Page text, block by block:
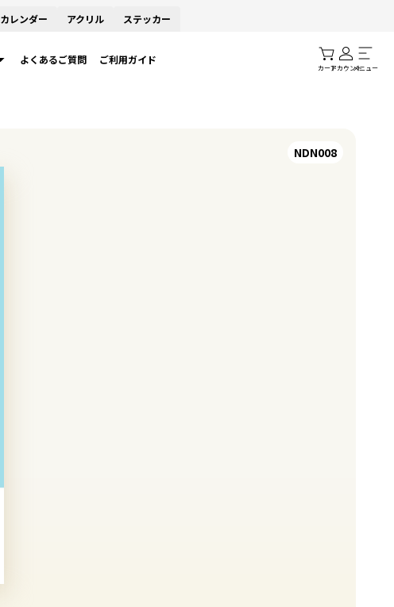
カレンダー アクリル ステッカー
よくあるご質問 ご利用ガイド
カートアカウントメニュー
NDN008